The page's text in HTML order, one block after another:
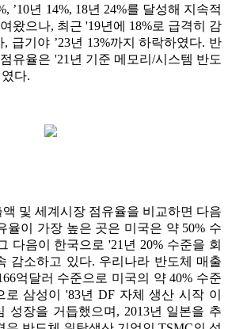
’10년 14%, 18년 24%를 달성해 지속적
왔으나, 최근 '19년에 18%로 급격히 감
급기야 ’23년 13%까지 하락하였다. 반
유율은 '21년 기준 메모리/시스템 반도
다.
및 세계시장 점유율을 비교하면 다음
율이 가장 높은 곳은 미국은 약 50% 수
다음이 한국으로 '21년 20% 수준을 회
감소하고 있다. 우리나라 반도체 매출
억달러 수준으로 미국의 약 40% 수준
로 삼성이 '83년 DF 자체 생산 시작 이
성장을 거듭했으며, 2013년 일본을 추